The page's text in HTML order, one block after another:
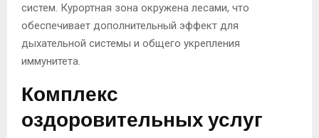
систем. Курортная зона окружена лесами, что
обеспечивает дополнительный эффект для
дыхательной системы и общего укрепления
иммунитета.
Комплекс
оздоровительных услуг